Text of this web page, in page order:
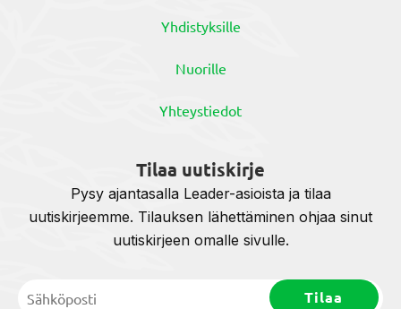
Yhdistyksille
Nuorille
Yhteystiedot
Tilaa uutiskirje
Pysy ajantasalla Leader-asioista ja tilaa
uutiskirjeemme. Tilauksen lähettäminen ohjaa sinut
uutiskirjeen omalle sivulle.